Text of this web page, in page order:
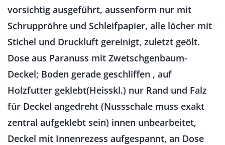
vorsichtig ausgeführt, aussenform nur mit
Schruppröhre und Schleifpapier, alle löcher mit
Stichel und Druckluft gereinigt, zuletzt geölt.
Dose aus Paranuss mit Zwetschgenbaum-
Deckel; Boden gerade geschliffen , auf
Holzfutter geklebt(Heisskl.) nur Rand und Falz
für Deckel angedreht (Nussschale muss exakt
zentral aufgeklebt sein) innen unbearbeitet,
Deckel mit Innenrezess aufgespannt, an Dose